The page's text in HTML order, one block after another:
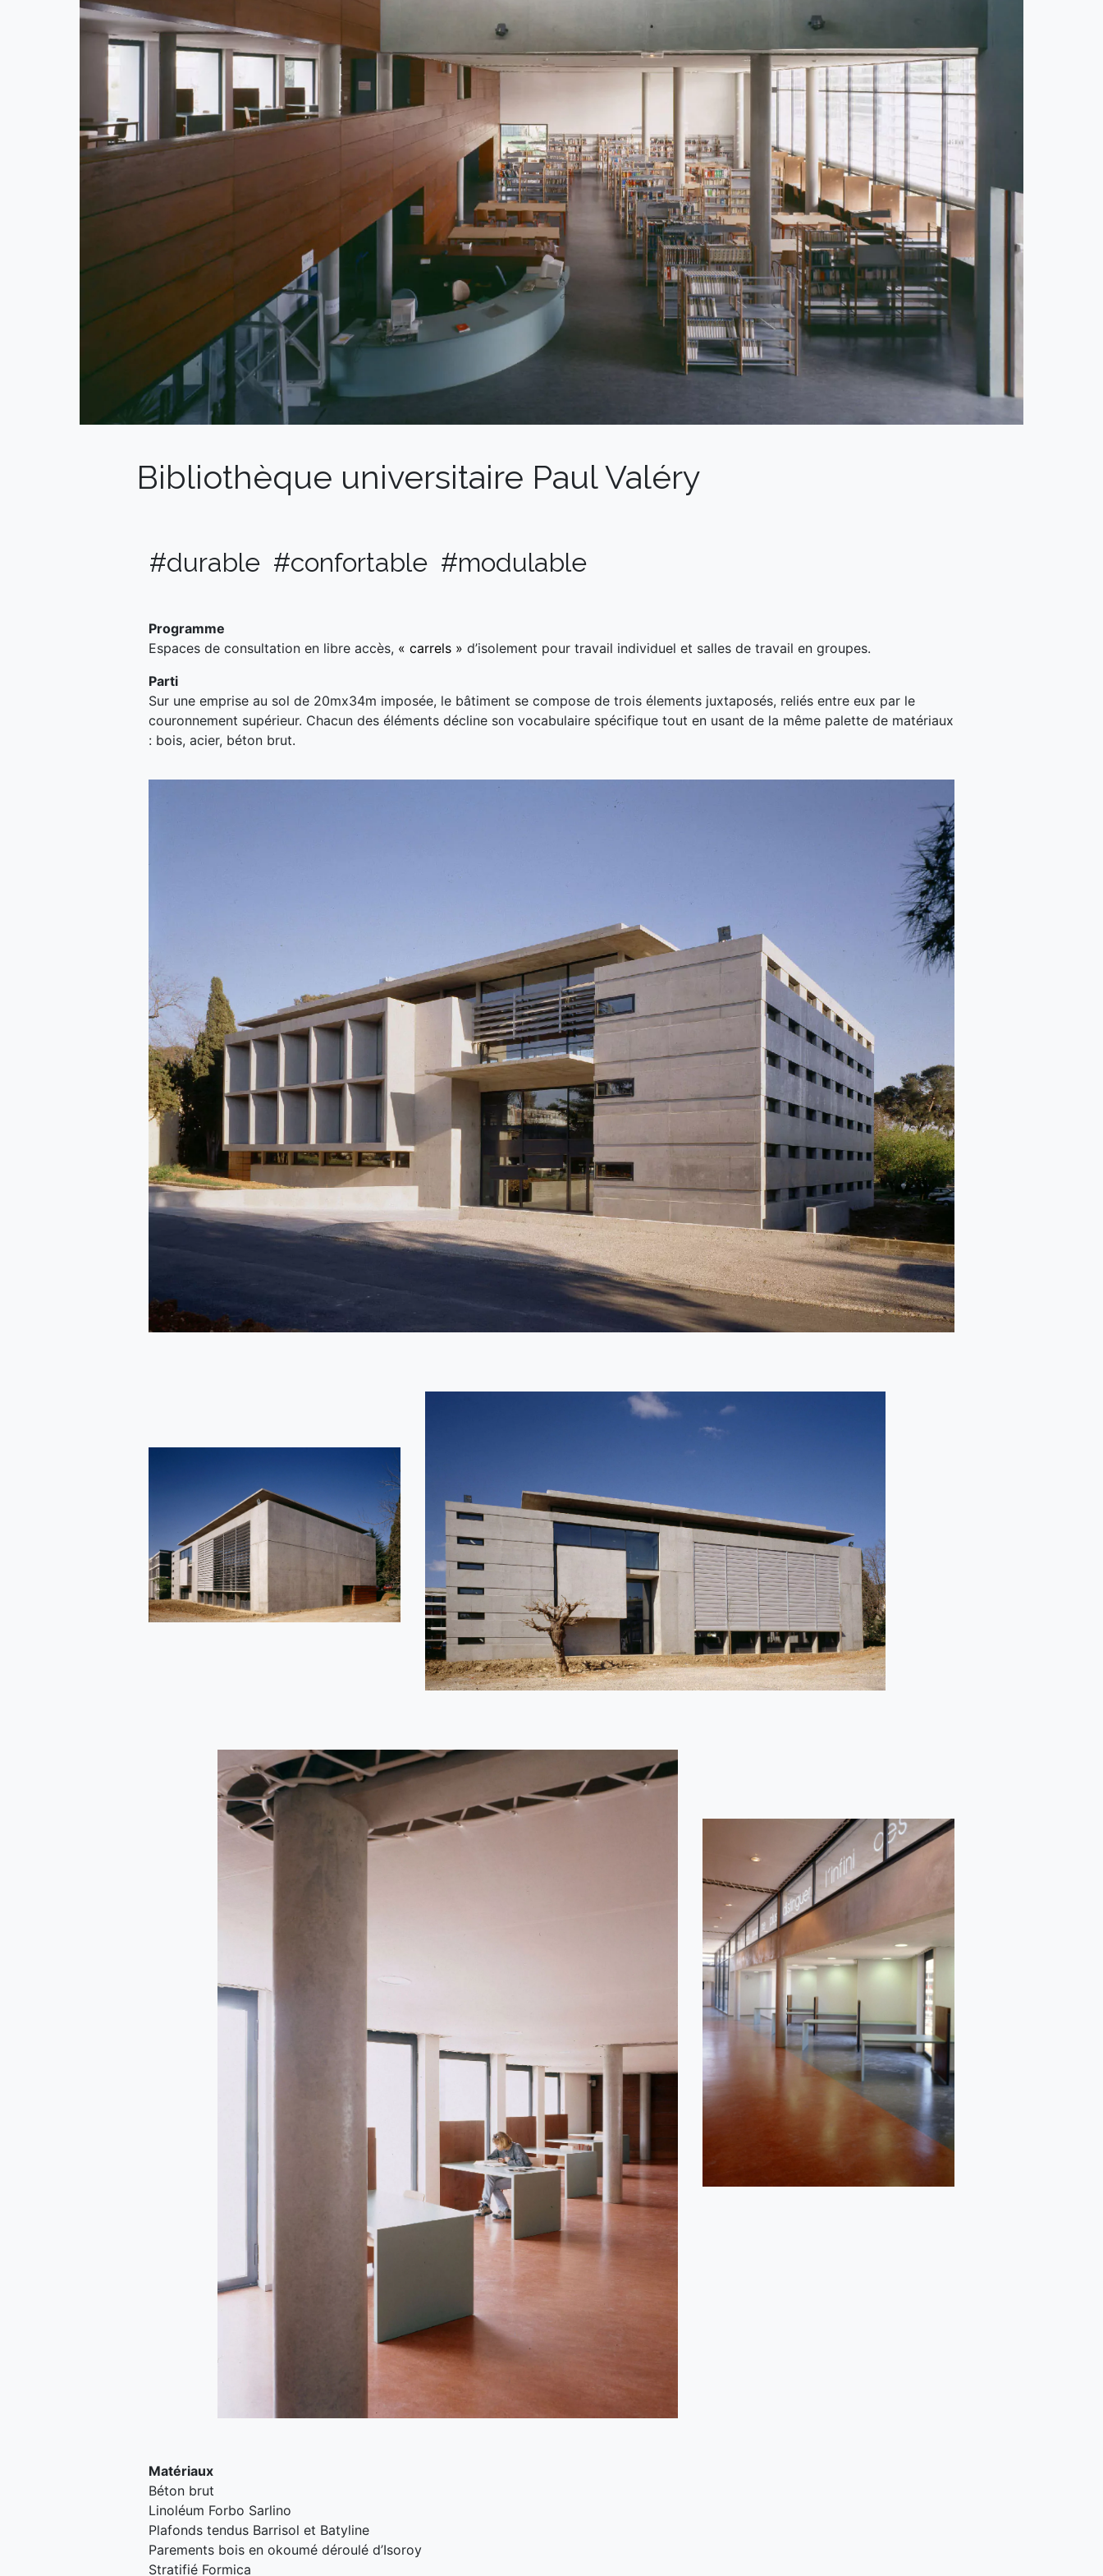
Bibliothèque universitaire Paul Valéry
#durable #confortable #modulable
Programme
Espaces de consultation en libre accès, « carrels » d’isolement pour travail individuel et salles de travail en groupes.
Parti
Sur une emprise au sol de 20mx34m imposée, le bâtiment se compose de trois élements juxtaposés, reliés entre eux par le
couronnement supérieur. Chacun des éléments décline son vocabulaire spécifique tout en usant de la même palette de matériaux
: bois, acier, béton brut.
Matériaux
Béton brut
Linoléum Forbo Sarlino
Plafonds tendus Barrisol et Batyline
Parements bois en okoumé déroulé d’Isoroy
Stratifié Formica